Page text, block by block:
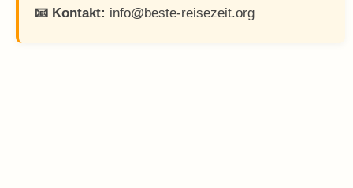
📧 Kontakt: info@beste-reisezeit.org